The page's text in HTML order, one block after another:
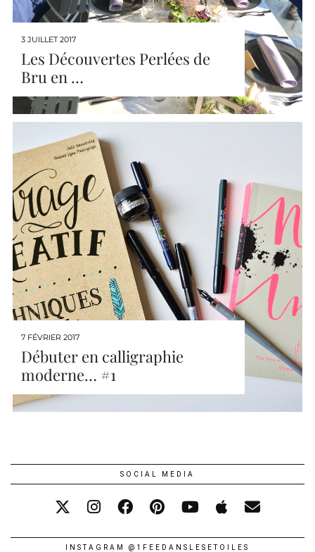
3 JUILLET 2017
Les Découvertes Perlées de
Bru en …
7 FÉVRIER 2017
Débuter en calligraphie
moderne… #1
SOCIAL MEDIA
INSTAGRAM @1FEEDANSLESETOILES